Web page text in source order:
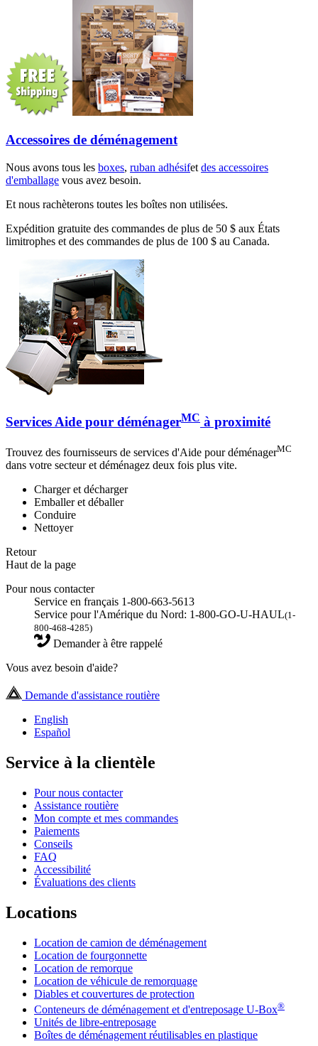
Accessoires de déménagement
Nous avons tous les boxes, ruban adhésifet des accessoires
d'emballage vous avez besoin.
Et nous rachèterons toutes les boîtes non utilisées.
Expédition gratuite des commandes de plus de 50 $ aux États
limitrophes et des commandes de plus de 100 $ au Canada.
Services Aide pour déménagerMC à proximité
Trouvez des fournisseurs de services d'Aide pour déménagerMC
dans votre secteur et déménagez deux fois plus vite.
Charger et décharger
Emballer et déballer
Conduire
Nettoyer
Retour
Haut de la page
Pour nous contacter
Service en français 1-800-663-5613
Service pour l'Amérique du Nord: 1-800-GO-U-HAUL(1-
800-468-4285)
Demander à être rappelé
Vous avez besoin d'aide?
Demande d'assistance routière
English
Español
Service à la clientèle
Pour nous contacter
Assistance routière
Mon compte et mes commandes
Paiements
Conseils
FAQ
Accessibilité
Évaluations des clients
Locations
Location de camion de déménagement
Location de fourgonnette
Location de remorque
Location de véhicule de remorquage
Diables et couvertures de protection
Conteneurs de déménagement et d'entreposage U-Box®
Unités de libre-entreposage
Boîtes de déménagement réutilisables en plastique